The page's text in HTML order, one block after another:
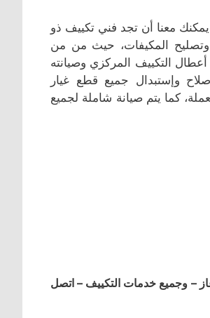
معنا أن تجد فني تكييف ذو
وتصليح المكيفات، حيث من من
التكييف المركزي وصيانته
وإستبدال جميع قطع غيار
كما يتم صيانة شاملة لجميع
– وجميع خدمات التكييف – اتصل